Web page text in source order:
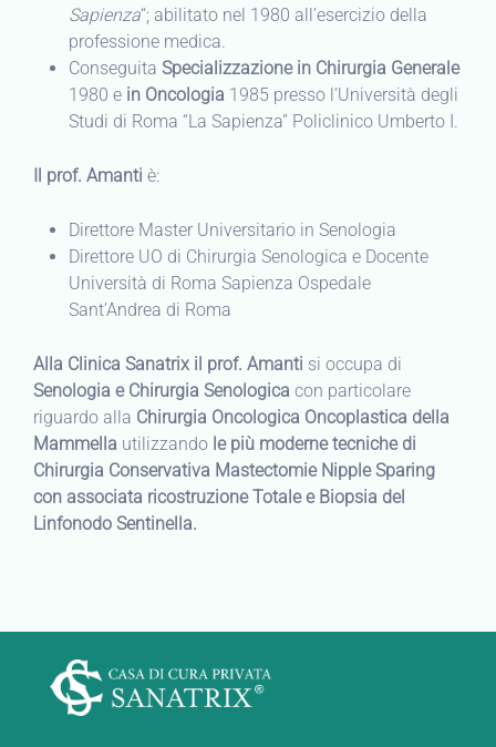
Sapienza“; abilitato nel 1980 all’esercizio della
professione medica.
Conseguita Specializzazione in Chirurgia Generale
1980 e in Oncologia 1985 presso l’Università degli
Studi di Roma “La Sapienza” Policlinico Umberto I.
Il prof. Amanti è:
Direttore Master Universitario in Senologia
Direttore UO di Chirurgia Senologica e Docente
Università di Roma Sapienza Ospedale
Sant’Andrea di Roma
Alla Clinica Sanatrix il prof. Amanti si occupa di
Senologia e Chirurgia Senologica con particolare
riguardo alla Chirurgia Oncologica Oncoplastica della
Mammella utilizzando le più moderne tecniche di
Chirurgia Conservativa Mastectomie Nipple Sparing
con associata ricostruzione Totale e Biopsia del
Linfonodo Sentinella.